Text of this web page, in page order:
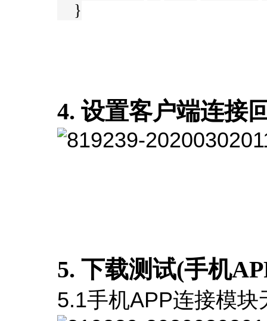
}
4. 设置客户端连接
5. 下载测试(手机
5.1手机APP连接模块